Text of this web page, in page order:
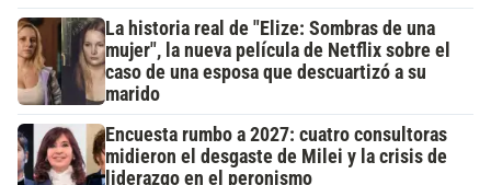
La historia real de "Elize: Sombras de una
mujer", la nueva película de Netflix sobre el
caso de una esposa que descuartizó a su
marido
Encuesta rumbo a 2027: cuatro consultoras
midieron el desgaste de Milei y la crisis de
liderazgo en el peronismo